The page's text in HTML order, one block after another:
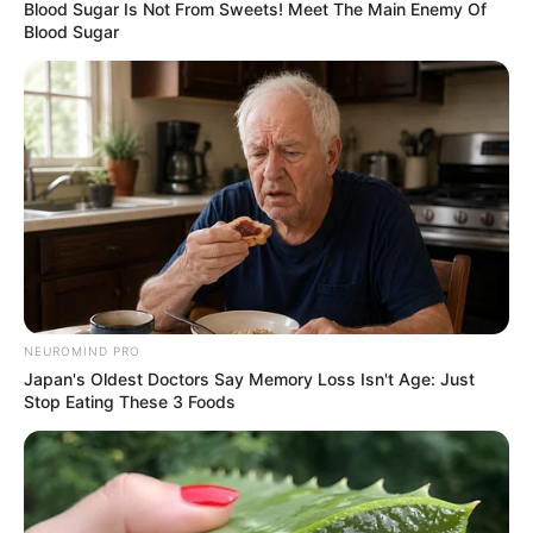
മനോജ് വധക്കേസില്‍ രാഷ്‌ട്രീയപ്രേരിതമായാണ്
തന്നെ പ്രതി ചേര്‍ത്തതെന്ന് കാണിച്ച്
കഴിഞ്ഞയാഴ്ചയാണ് ജയരാജന്‍ ഹൈക്കോടതിയെ
Blood Sugar Is Not From Sweets! Meet The Main Enemy Of
Blood Sugar
NEUROMIND PRO
Japan's Oldest Doctors Say Memory Loss Isn't Age: Just
Stop Eating These 3 Foods